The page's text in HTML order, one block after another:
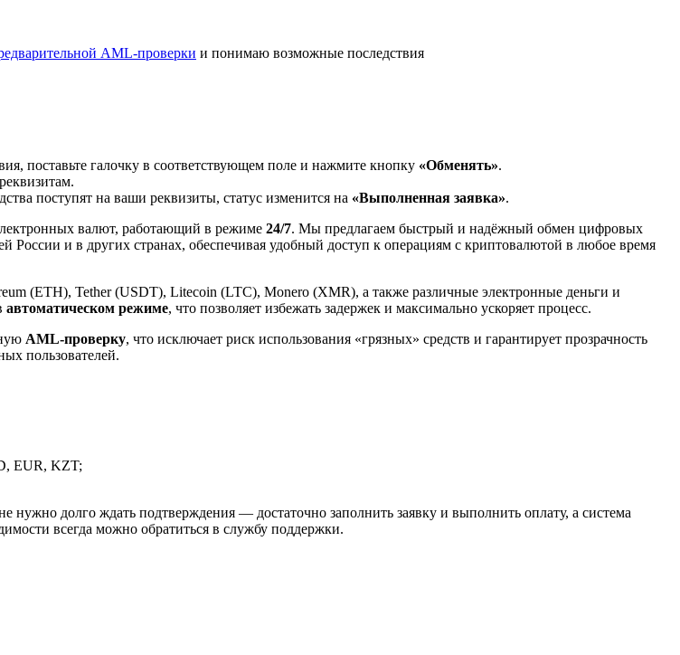
AML-проверки и понимаю возможные последствия
поставьте галочку в соответствующем поле и нажмите кнопку «Обменять».
поступят на ваши реквизиты, статус изменится на «Выполненная заявка».
валют, работающий в режиме 24/7. Мы предлагаем быстрый и надёжный обмен цифровых
и в других странах, обеспечивая удобный доступ к операциям с криптовалютой в любое время
(ETH), Tether (USDT), Litecoin (LTC), Monero (XMR), а также различные электронные деньги и
автоматическом режиме, что позволяет избежать задержек и максимально ускоряет процесс.
AML-проверку, что исключает риск использования «грязных» средств и гарантирует прозрачность
пользователей.
EUR, KZT;
долго ждать подтверждения — достаточно заполнить заявку и выполнить оплату, а система
всегда можно обратиться в службу поддержки.